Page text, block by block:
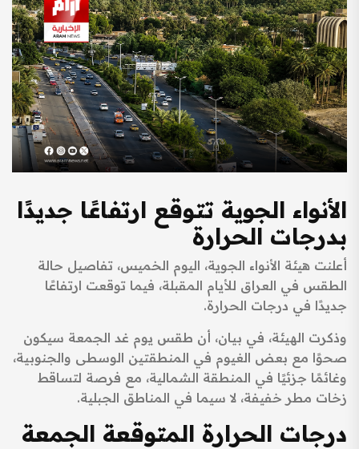
الأنواء الجوية تتوقع ارتفاعًا جديدًا
بدرجات الحرارة
أعلنت هيئة الأنواء الجوية، اليوم الخميس، تفاصيل حالة
الطقس في العراق للأيام المقبلة، فيما توقعت ارتفاعًا
جديدًا في درجات الحرارة.
وذكرت الهيئة، في بيان، أن طقس يوم غد الجمعة سيكون
صحوًا مع بعض الغيوم في المنطقتين الوسطى والجنوبية،
وغائمًا جزئيًا في المنطقة الشمالية، مع فرصة لتساقط
زخات مطر خفيفة، لا سيما في المناطق الجبلية.
درجات الحرارة المتوقعة الجمعة